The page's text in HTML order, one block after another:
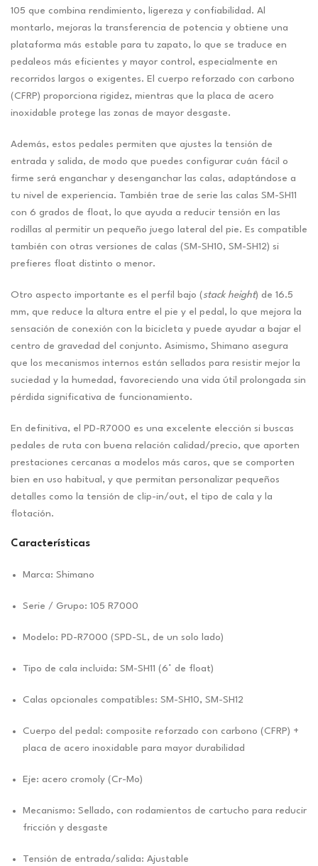
105 que combina rendimiento, ligereza y confiabilidad. Al
montarlo, mejoras la transferencia de potencia y obtiene una
plataforma más estable para tu zapato, lo que se traduce en
pedaleos más eficientes y mayor control, especialmente en
recorridos largos o exigentes. El cuerpo reforzado con carbono
(CFRP) proporciona rigidez, mientras que la placa de acero
inoxidable protege las zonas de mayor desgaste.
Además, estos pedales permiten que ajustes la tensión de
entrada y salida, de modo que puedes configurar cuán fácil o
firme será enganchar y desenganchar las calas, adaptándose a
tu nivel de experiencia. También trae de serie las calas SM-SH11
con 6 grados de float, lo que ayuda a reducir tensión en las
rodillas al permitir un pequeño juego lateral del pie. Es compatible
también con otras versiones de calas (SM-SH10, SM-SH12) si
prefieres float distinto o menor.
Otro aspecto importante es el perfil bajo (stack height) de 16.5
mm, que reduce la altura entre el pie y el pedal, lo que mejora la
sensación de conexión con la bicicleta y puede ayudar a bajar el
centro de gravedad del conjunto. Asimismo, Shimano asegura
que los mecanismos internos están sellados para resistir mejor la
suciedad y la humedad, favoreciendo una vida útil prolongada sin
pérdida significativa de funcionamiento.
En definitiva, el PD-R7000 es una excelente elección si buscas
pedales de ruta con buena relación calidad/precio, que aporten
prestaciones cercanas a modelos más caros, que se comporten
bien en uso habitual, y que permitan personalizar pequeños
detalles como la tensión de clip-in/out, el tipo de cala y la
flotación.
Características
Marca: Shimano
Serie / Grupo: 105 R7000
Modelo: PD-R7000 (SPD-SL, de un solo lado)
Tipo de cala incluida: SM-SH11 (6° de float)
Calas opcionales compatibles: SM-SH10, SM-SH12
Cuerpo del pedal: composite reforzado con carbono (CFRP) +
placa de acero inoxidable para mayor durabilidad
Eje: acero cromoly (Cr-Mo)
Mecanismo: Sellado, con rodamientos de cartucho para reducir
fricción y desgaste
Tensión de entrada/salida: Ajustable